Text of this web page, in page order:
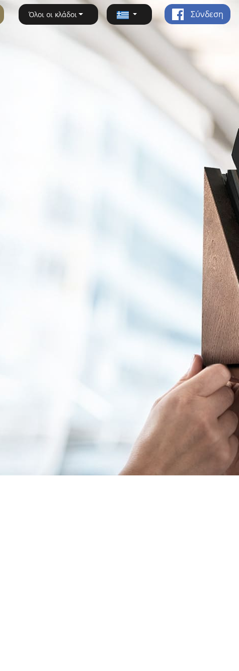
Όλοι οι κλάδοι Σύνδεση